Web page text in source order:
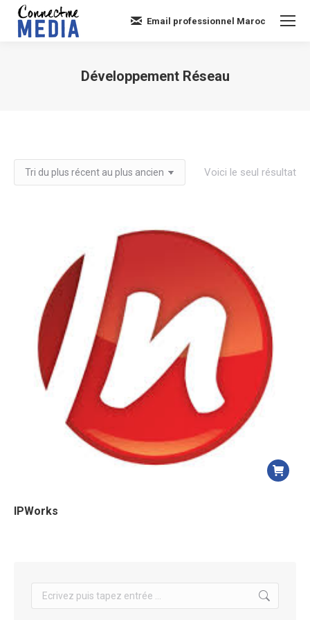
Email professionnel Maroc
Développement Réseau
Voici le seul résultat
IPWorks
Search: